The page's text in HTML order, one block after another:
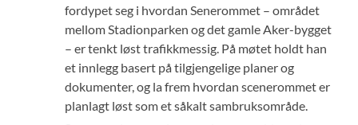
fordypet seg i hvordan Senerommet – området
mellom Stadionparken og det gamle Aker-bygget
– er tenkt løst trafikkmessig. På møtet holdt han
et innlegg basert på tilgjengelige planer og
dokumenter, og la frem hvordan scenerommet er
planlagt løst som et såkalt sambruksområde.